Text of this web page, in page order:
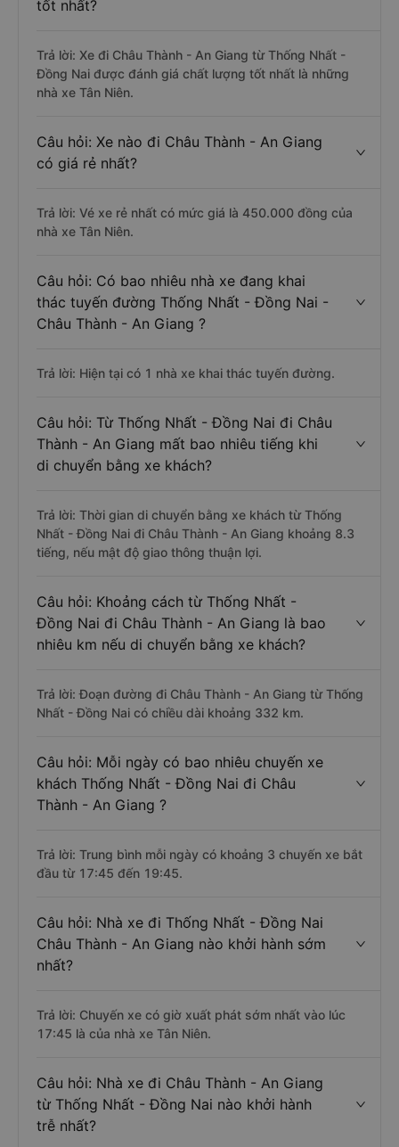
tốt nhất?
Trả lời: Xe đi Châu Thành - An Giang từ Thống Nhất -
Đồng Nai được đánh giá chất lượng tốt nhất là những
nhà xe Tân Niên.
Câu hỏi: Xe nào đi Châu Thành - An Giang
có giá rẻ nhất?
Trả lời: Vé xe rẻ nhất có mức giá là 450.000 đồng của
nhà xe Tân Niên.
Câu hỏi: Có bao nhiêu nhà xe đang khai
thác tuyến đường Thống Nhất - Đồng Nai -
Châu Thành - An Giang ?
Trả lời: Hiện tại có 1 nhà xe khai thác tuyến đường.
Câu hỏi: Từ Thống Nhất - Đồng Nai đi Châu
Thành - An Giang mất bao nhiêu tiếng khi
di chuyển bằng xe khách?
Trả lời: Thời gian di chuyển bằng xe khách từ Thống
Nhất - Đồng Nai đi Châu Thành - An Giang khoảng 8.3
tiếng, nếu mật độ giao thông thuận lợi.
Câu hỏi: Khoảng cách từ Thống Nhất -
Đồng Nai đi Châu Thành - An Giang là bao
nhiêu km nếu di chuyển bằng xe khách?
Trả lời: Đoạn đường đi Châu Thành - An Giang từ Thống
Nhất - Đồng Nai có chiều dài khoảng 332 km.
Câu hỏi: Mỗi ngày có bao nhiêu chuyến xe
khách Thống Nhất - Đồng Nai đi Châu
Thành - An Giang ?
Trả lời: Trung bình mỗi ngày có khoảng 3 chuyến xe bắt
đầu từ 17:45 đến 19:45.
Câu hỏi: Nhà xe đi Thống Nhất - Đồng Nai
Châu Thành - An Giang nào khởi hành sớm
nhất?
Trả lời: Chuyến xe có giờ xuất phát sớm nhất vào lúc
17:45 là của nhà xe Tân Niên.
Câu hỏi: Nhà xe đi Châu Thành - An Giang
từ Thống Nhất - Đồng Nai nào khởi hành
trễ nhất?